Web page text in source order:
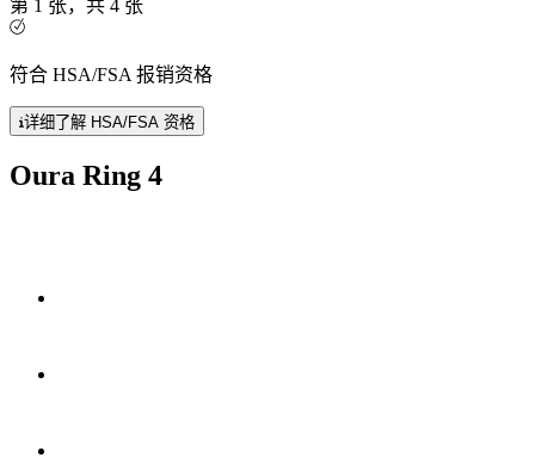
第 1 张，共 4 张
符合 HSA/FSA 报销资格
详细了解 HSA/FSA 资格
Oura Ring 4